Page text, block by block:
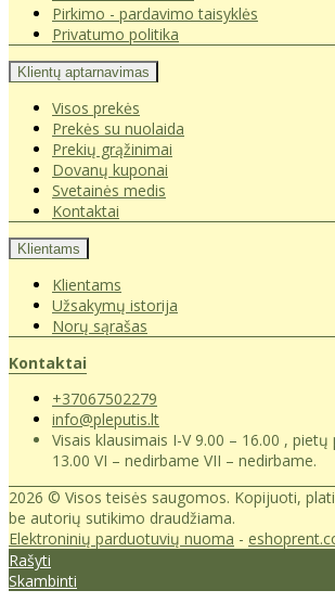
Pirkimo - pardavimo taisyklės
Privatumo politika
Klientų aptarnavimas
Visos prekės
Prekės su nuolaida
Prekių grąžinimai
Dovanų kuponai
Svetainės medis
Kontaktai
Klientams
Klientams
Užsakymų istorija
Norų sąrašas
Kontaktai
+37067502279
info@pleputis.lt
Visais klausimais I-V 9.00 – 16.00 ,
13.00 VI – nedirbame VII – nedirbame.
2026 © Visos teisės saugomos. Kopijuoti,
be autorių sutikimo draudžiama.
Elektroninių parduotuvių nuoma -
Rašyti
Skambinti